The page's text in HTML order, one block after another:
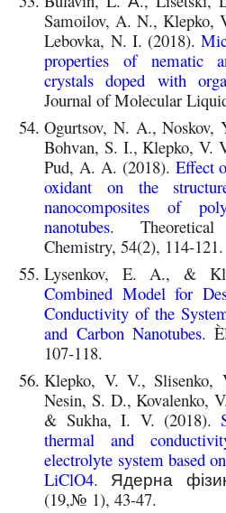
Samoilov, A. N., Klepko,
Lebovka, N. I. (2018).
properties of nematic
crystals doped with
Journal of Molecular
Ogurtsov, N. A., Noskov,
Bohvan, S. I., Klepko, V.
Pud, A. A. (2018). Effect
oxidant on the
nanocomposites of
nanotubes.
Chemistry, 54(2), 114-121.
Lysenkov, E. A., &
Combined Model for
Conductivity of the
and Carbon Nanotubes.
107-118.
Klepko, V. V.,
Nesin, S. D., Kovalenko,
& Sukha, I. V. (2018).
thermal and
electrolyte system based
LiClO4. Ядерна
(19,№ 1), 43-47.